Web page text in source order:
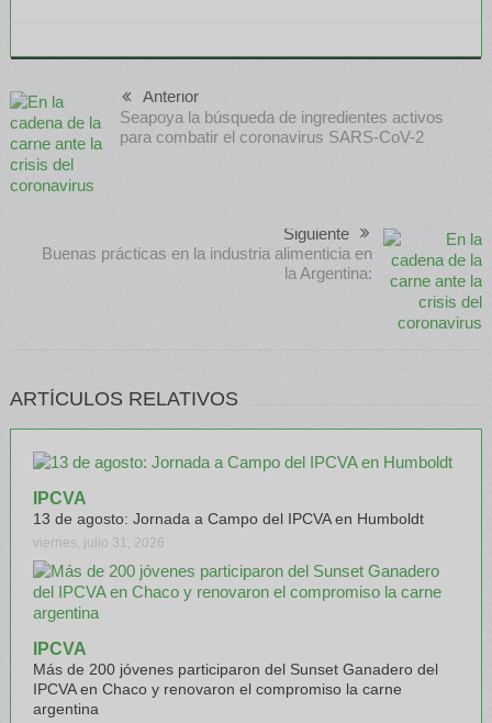
Anterior
Seapoya la búsqueda de ingredientes activos
para combatir el coronavirus SARS-CoV-2
Siguiente
Buenas prácticas en la industria alimenticia en
la Argentina:
ARTÍCULOS RELATIVOS
IPCVA
13 de agosto: Jornada a Campo del IPCVA en Humboldt
viernes, julio 31, 2026
IPCVA
Más de 200 jóvenes participaron del Sunset Ganadero del
IPCVA en Chaco y renovaron el compromiso la carne
argentina